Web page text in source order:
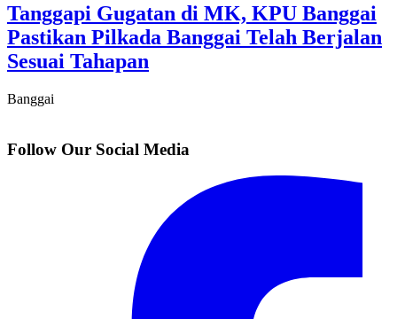
Tanggapi Gugatan di MK, KPU Banggai
Pastikan Pilkada Banggai Telah Berjalan
Sesuai Tahapan
Banggai
Follow Our Social Media